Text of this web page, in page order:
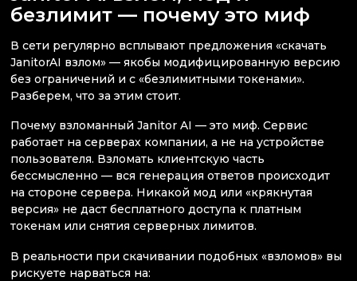
безлимит — почему это миф
В сети регулярно всплывают предложения «скачать
JanitorAI взлом» — якобы модифицированную версию
без ограничений и с «безлимитными токенами».
Разберем, что за этим стоит.
Почему взломанный Janitor AI — это миф. Сервис
работает на серверах компании, а не на устройстве
пользователя. Взломать клиентскую часть
бессмысленно — вся генерация ответов происходит
на стороне сервера. Никакой мод или «крякнутая
версия» не даст бесплатного доступа к платным
токенам или снятия серверных лимитов.
В реальности при скачивании подобных «взломов» вы
рискуете нарваться на: